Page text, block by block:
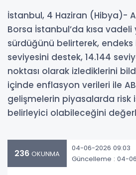
İstanbul, 4 Haziran (Hibya)-
Borsa İstanbul’da kısa vadeli
sürdüğünü belirterek, endeks
seviyesini destek, 14.144
noktası olarak izlediklerini
içinde enflasyon verileri ile
gelişmelerin piyasalarda risk
belirleyici olabileceğini
236 OKUNMA
04-06-2026 09:03
Güncelleme : 04-